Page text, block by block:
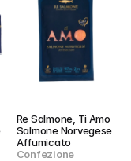
Re Salmone, Ti Amo
Salmone Norvegese
Affumicato
Confezione